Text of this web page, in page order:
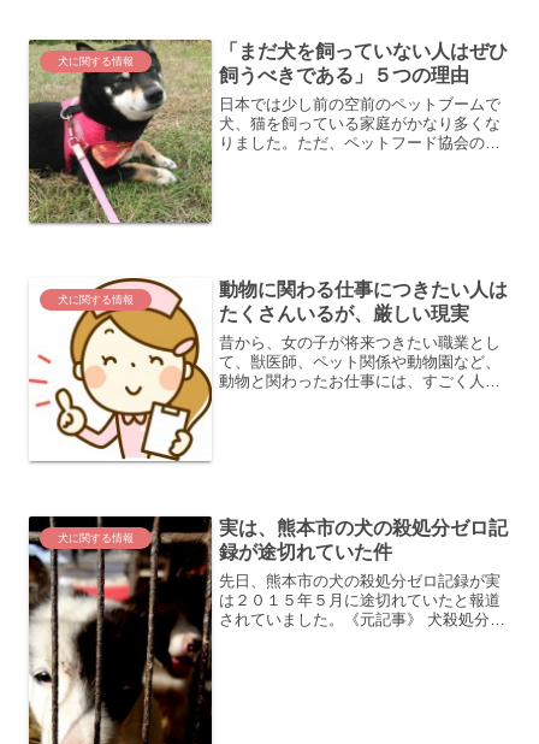
犬に関する情報
「まだ犬を飼っていない人はぜひ
飼うべきである」５つの理由
日本では少し前の空前のペットブームで
犬、猫を飼っている家庭がかなり多くな
りました。ただ、ペットフード協会の２
犬に関する情報
動物に関わる仕事につきたい人は
たくさんいるが、厳しい現実
昔から、女の子が将来つきたい職業とし
て、獣医師、ペット関係や動物園など、
動物と関わったお仕事には、すごく人気
犬に関する情報
実は、熊本市の犬の殺処分ゼロ記
録が途切れていた件
先日、熊本市の犬の殺処分ゼロ記録が実
は２０１５年５月に途切れていたと報道
されていました。《元記事》 犬殺処分ゼ